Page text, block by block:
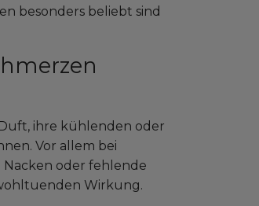
besonders beliebt sind
ihre kühlenden oder
Vor allem bei
Nacken oder fehlende
Wirkung.